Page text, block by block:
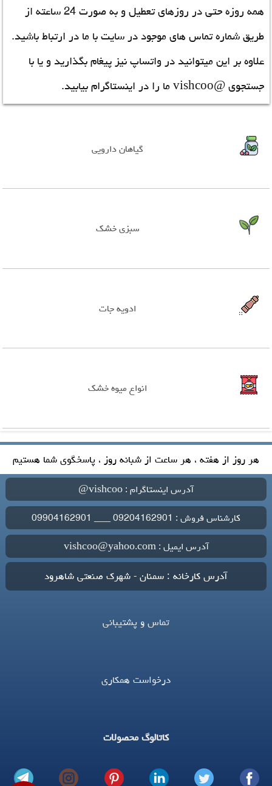
همه روزه حتی در روزهای تعطیل و به صورت 24 ساعته از
طریق شماره تماس های موجود در سایت با ما در ارتباط باشید.
علاوه بر این میتوانید در واتساپ نیز پیغام بگذارید و یا با
جستجوی @vishcoo ما را در اینستاگرام بیابید.
گیاهان دارویی
سبزی خشک
ادویه جات
انواع میوه خشک
هر روز از هفته ، هر ساعت از شبانه روز ، پاسخگوی شما هستیم
آدرس اینستاگرام : vishcoo@
کارشناس فروش : 09204162901 ___ 09904162901
آدرس ایمیل : vishcoo@yahoo.com
آدرس کارخانه : سمنان - شهرک صنعتی شاهرود
تماس و پشتیبانی
درخواست همکاری
کاتالوگ محصولات